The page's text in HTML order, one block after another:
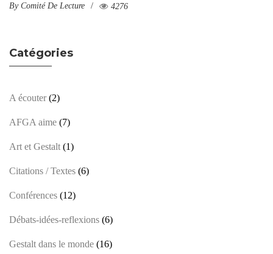
By Comité De Lecture 4276
Catégories
A écouter(2)
AFGA aime (7)
Art et Gestalt(1)
Citations / Textes (6)
Conférences (12)
Débats-idées-reflexions (6)
Gestalt dans le monde (16)